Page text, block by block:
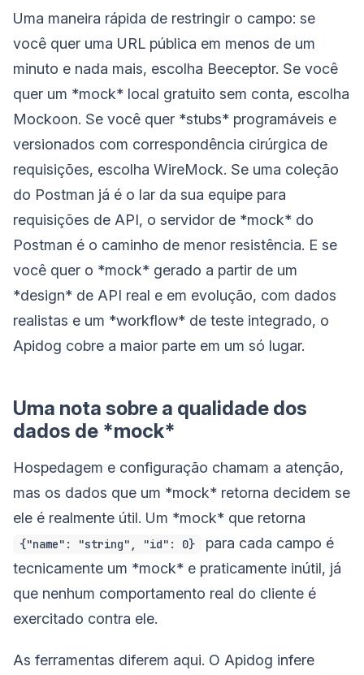
Uma maneira rápida de restringir o campo: se
você quer uma URL pública em menos de um
minuto e nada mais, escolha Beeceptor. Se você
quer um *mock* local gratuito sem conta, escolha
Mockoon. Se você quer *stubs* programáveis e
versionados com correspondência cirúrgica de
requisições, escolha WireMock. Se uma coleção
do Postman já é o lar da sua equipe para
requisições de API, o servidor de *mock* do
Postman é o caminho de menor resistência. E se
você quer o *mock* gerado a partir de um
*design* de API real e em evolução, com dados
realistas e um *workflow* de teste integrado, o
Apidog cobre a maior parte em um só lugar.
Uma nota sobre a qualidade dos
dados de *mock*
Hospedagem e configuração chamam a atenção,
mas os dados que um *mock* retorna decidem se
ele é realmente útil. Um *mock* que retorna
{"name": "string", "id": 0}
para cada campo é
tecnicamente um *mock* e praticamente inútil, já
que nenhum comportamento real do cliente é
exercitado contra ele.
As ferramentas diferem aqui. O Apidog infere